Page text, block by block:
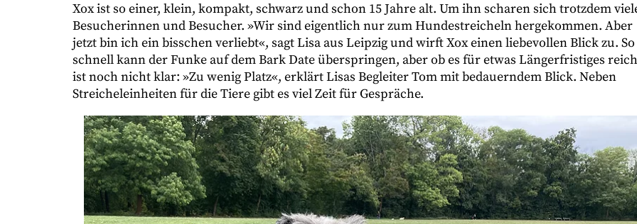
Xox ist so einer, klein, kompakt, schwarz und schon 15 Jahre alt. Um ihn scharen sich trotzdem
Besucherinnen und Besucher. »Wir sind eigentlich nur zum Hundestreicheln hergekommen. Aber
jetzt bin ich ein bisschen verliebt«, sagt Lisa aus Leipzig und wirft Xox einen liebevollen Blick zu. So
schnell kann der Funke auf dem Bark Date überspringen, aber ob es für etwas Längerfristiges
ist noch nicht klar: »Zu wenig Platz«, erklärt Lisas Begleiter Tom mit bedauerndem Blick. Neben
Streicheleinheiten für die Tiere gibt es viel Zeit für Gespräche.